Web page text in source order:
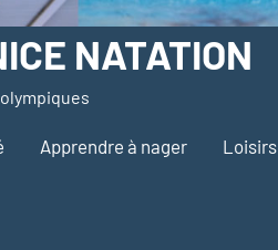
NATATION
Apprendre à nager Loisirs